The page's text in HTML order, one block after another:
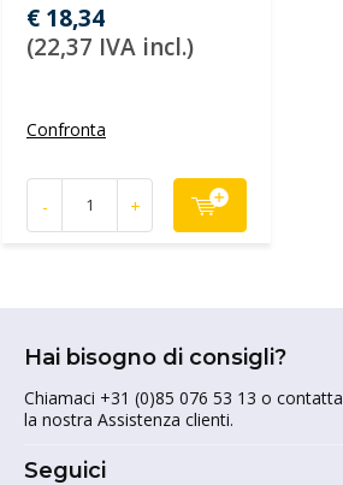
€ 18,34
(22,37 IVA incl.)
Confronta
- +
Hai bisogno di consigli?
Chiamaci +31 (0)85 076 53 13 o contatta
la nostra Assistenza clienti.
Seguici